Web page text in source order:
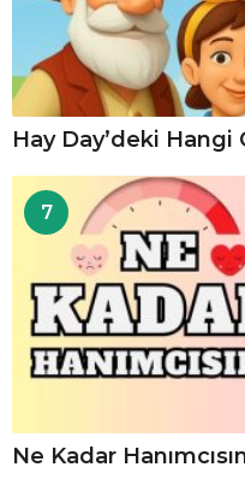
Hay Day’deki
7
Ne Kadar